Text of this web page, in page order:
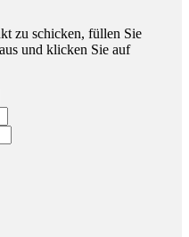
zu schicken, füllen Sie
und klicken Sie auf